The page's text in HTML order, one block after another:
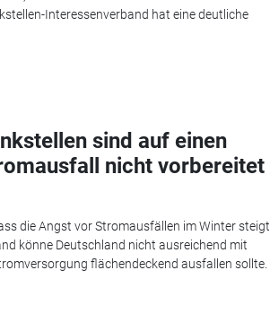
Interessenverband hat eine deutliche
sind auf einen
nicht vorbereitet
die Angst vor Stromausfällen im Winter steigt.
könne Deutschland nicht ausreichend mit
flächendeckend ausfallen sollte.